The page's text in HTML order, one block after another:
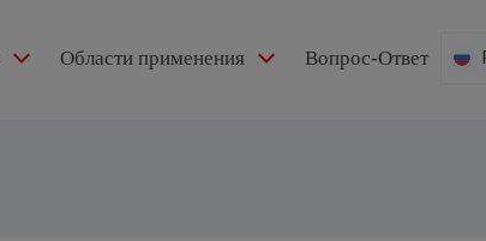
Области применения Вопрос-Ответ